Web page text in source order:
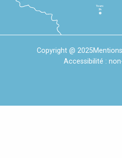
Tours
3h
Copyright @ 2025
Accessibilité :